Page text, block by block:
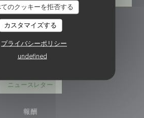
のクッキーを拒否する
カスタマイズする
プライバシーポリシー
undefined
ォローしてください
ニュースレター
報酬